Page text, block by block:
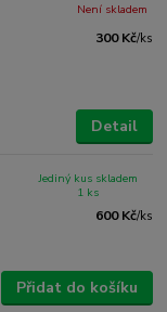
300 Kč/ks
Není skladem
Detail
600 Kč/ks
Jediný kus skladem
1 ks
Přidat do košíku